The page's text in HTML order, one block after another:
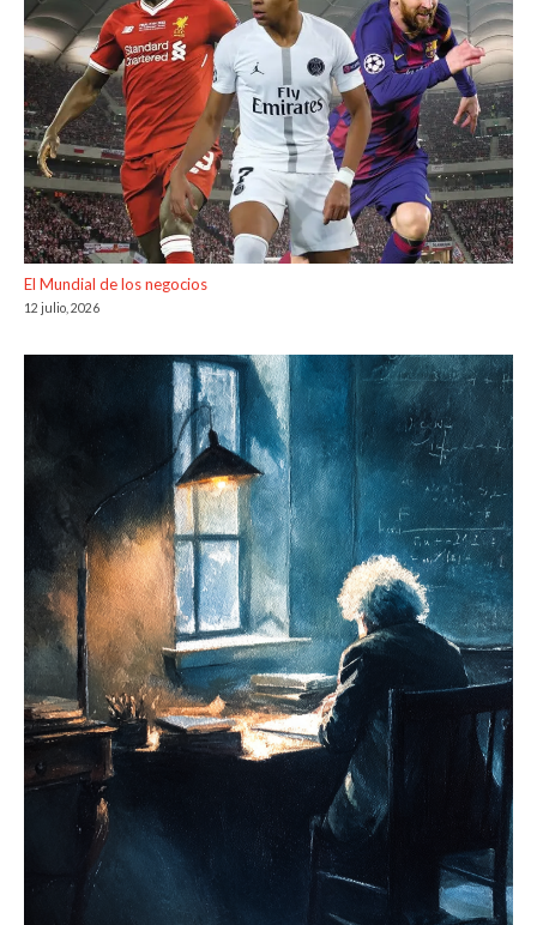
El Mundial de los negocios
12 julio, 2026